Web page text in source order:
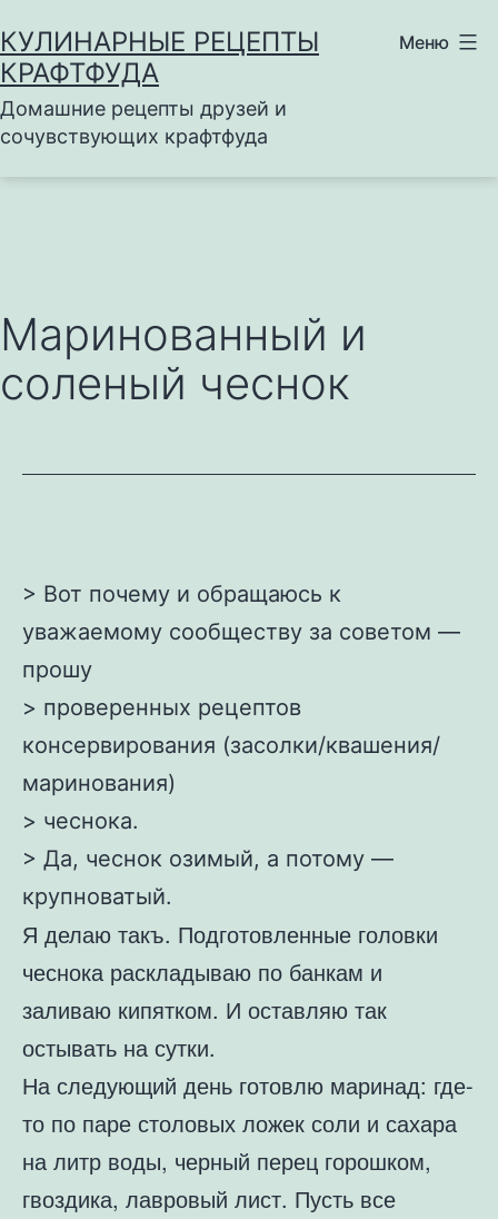
к
содержимому
КУЛИНАРНЫЕ РЕЦЕПТЫ
КРАФТФУДА
Домашние рецепты друзей и
сочувствующих крафтфуда
Меню
Маринованный и
соленый чеснок
> Вот почему и обращаюсь к
уважаемому сообществу за советом —
прошу
> проверенных рецептов
консервирования (засолки/квашения/
маринования)
> чеснока.
> Да, чеснок озимый, а потому —
крупноватый.
Я делаю такъ. Подготовленные головки
чеснока раскладываю по банкам и
заливаю кипятком. И оставляю так
остывать на сутки.
На следующий день готовлю маринад: где-
то по паре столовых ложек соли и сахара
на литр воды, черный перец горошком,
гвоздика, лавровый лист. Пусть все